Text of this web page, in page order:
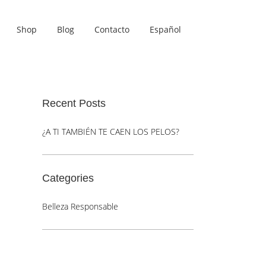
Shop Blog Contacto Español
Recent Posts
¿A TI TAMBIÉN TE CAEN LOS PELOS?
Categories
Belleza Responsable